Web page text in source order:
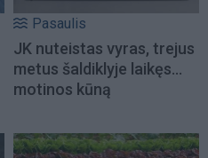
Pasaulis
JK nuteistas vyras, trejus
metus šaldiklyje laikęs...
motinos kūną